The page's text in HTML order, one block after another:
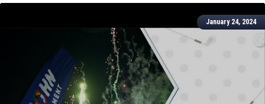
January 24, 2024